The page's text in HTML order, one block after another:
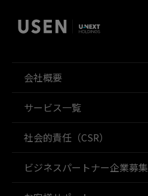
会社概要
サービス一覧
社会的責任（CSR）
ビジネスパートナー企業募集